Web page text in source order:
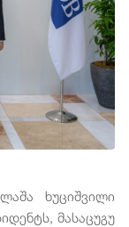
ხუციშვილი
მასაცუგუ